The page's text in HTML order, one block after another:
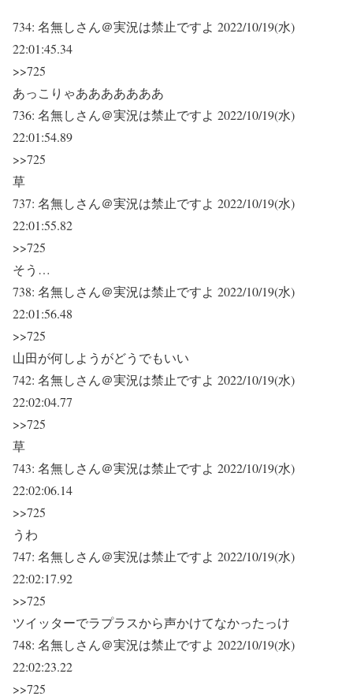
734: 名無しさん＠実況は禁止ですよ 2022/10/19(水)
22:01:45.34
>>725
あっこりゃあああああああ
736: 名無しさん＠実況は禁止ですよ 2022/10/19(水)
22:01:54.89
>>725
草
737: 名無しさん＠実況は禁止ですよ 2022/10/19(水)
22:01:55.82
>>725
そう…
738: 名無しさん＠実況は禁止ですよ 2022/10/19(水)
22:01:56.48
>>725
山田が何しようがどうでもいい
742: 名無しさん＠実況は禁止ですよ 2022/10/19(水)
22:02:04.77
>>725
草
743: 名無しさん＠実況は禁止ですよ 2022/10/19(水)
22:02:06.14
>>725
うわ
747: 名無しさん＠実況は禁止ですよ 2022/10/19(水)
22:02:17.92
>>725
ツイッターでラプラスから声かけてなかったっけ
748: 名無しさん＠実況は禁止ですよ 2022/10/19(水)
22:02:23.22
>>725